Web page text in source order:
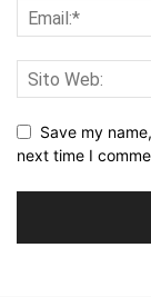
Save my
next time I